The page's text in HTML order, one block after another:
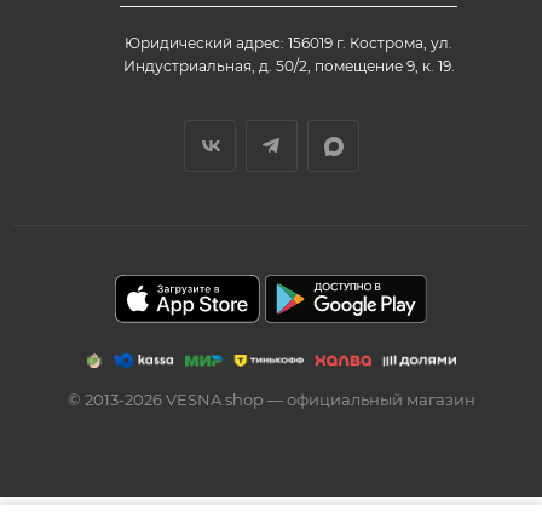
Юридический адрес: 156019 г. Кострома, ул.
Индустриальная, д. 50/2, помещение 9, к. 19.
© 2013-2026 VESNA.shop — официальный магазин